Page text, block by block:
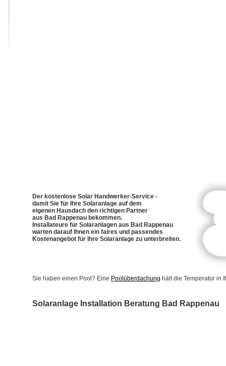
Der kostenlose Solar Handwerker-Service -
damit Sie für Ihre Solaranlage auf dem
eigenen Hausdach den richtigen Partner
aus Bad Rappenau bekommen.
Installateure für Solaranlagen aus Bad Rappenau
warten darauf Ihnen ein faires und passendes
Kostenangebot für Ihre Solaranlage zu unterbreiten.
Sie haben einen Pool? Eine Poolüberdachung hält die Temperatur in
Solaranlage Installation Beratung Bad Rappenau